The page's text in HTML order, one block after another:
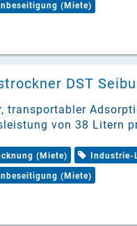
(Miete)
DST
transportabler
von 38 Litern
(Miete)
(Miete)